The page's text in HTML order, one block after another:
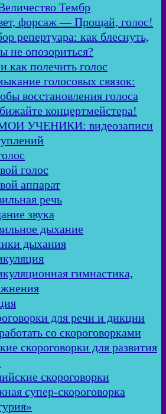
Тембр
форсаж — Прощай, голос!
репертуара: как блеснуть,
не опозориться?
как полечить голос
голосовых связок:
восстановления голоса
концертмейстера!
УЧЕНИКИ: видеозаписи
голос
аппарат
речь
звука
дыхание
дыхания
гимнастика,
для речи и дикции
со скороговорками
скороговорки для развития
скороговорки
супер-скороговорка